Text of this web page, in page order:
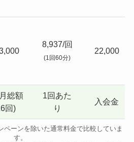
8,937/回
(1回60分)
22,000
総額
回)
1回あた
り
入会金
ーンを除いた通常料金で比較していま
す。